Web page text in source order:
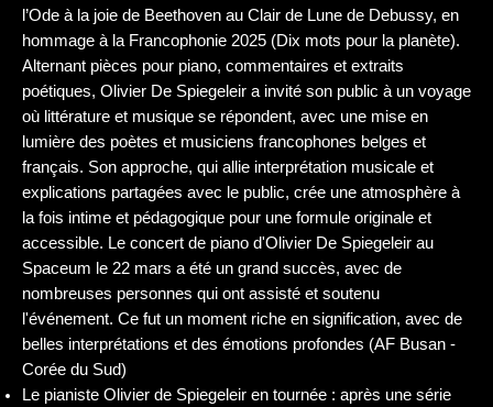
l’Ode à la joie de Beethoven au Clair de Lune de Debussy, en
hommage à la Francophonie 2025 (Dix mots pour la planète).
Alternant pièces pour piano, commentaires et extraits
poétiques, Olivier De Spiegeleir a invité son public à un voyage
où littérature et musique se répondent, avec une mise en
lumière des poètes et musiciens francophones belges et
français. Son approche, qui allie interprétation musicale et
explications partagées avec le public, crée une atmosphère à
la fois intime et pédagogique pour une formule originale et
accessible. Le concert de piano d'Olivier De Spiegeleir au
Spaceum le 22 mars a été un grand succès, avec de
nombreuses personnes qui ont assisté et soutenu
l'événement. Ce fut un moment riche en signification, avec de
belles interprétations et des émotions profondes (AF Busan -
Corée du Sud)
Le pianiste Olivier de Spiegeleir en tournée : après une série